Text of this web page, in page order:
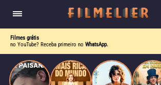
Filmes grátis
no YouTube? Receba primeiro no WhatsApp.
quando se apaixona por um de seus alvos.